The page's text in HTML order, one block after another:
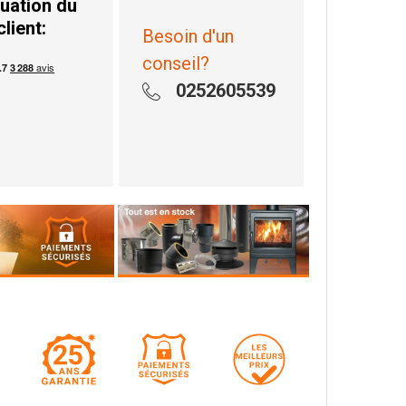
du
Besoin d'un
conseil?
0252605539